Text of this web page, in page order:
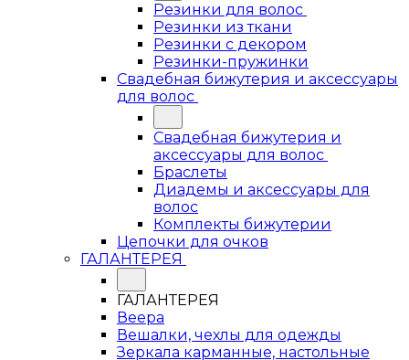
Резинки для волос
Резинки из ткани
Резинки с декором
Резинки-пружинки
Свадебная бижутерия и аксессуары
для волос
Свадебная бижутерия и
аксессуары для волос
Браслеты
Диадемы и аксессуары для
волос
Комплекты бижутерии
Цепочки для очков
ГАЛАНТЕРЕЯ
ГАЛАНТЕРЕЯ
Веера
Вешалки, чехлы для одежды
Зеркала карманные, настольные